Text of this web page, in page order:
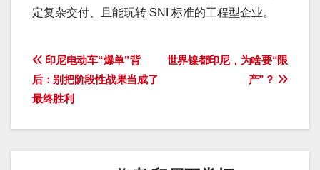
定复杂交付、且能玩转 SNI 标准的工程型企业。
文
章
导
世界镍都印尼，为啥要“限
产”？
印尼电动车“爆单”背
后：别把阶段性战果当成了
最终胜利